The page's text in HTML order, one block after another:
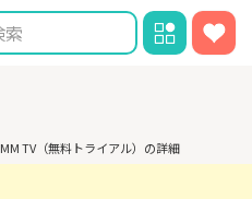
TV（無料トライアル）の詳細